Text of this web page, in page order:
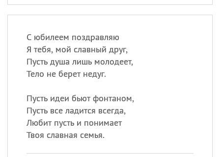
С юбилеем поздравляю
Я тебя, мой славный друг,
Пусть душа лишь молодеет,
Тело не берет недуг.
Пусть идеи бьют фонтаном,
Пусть все ладится всегда,
Любит пусть и понимает
Твоя славная семья.